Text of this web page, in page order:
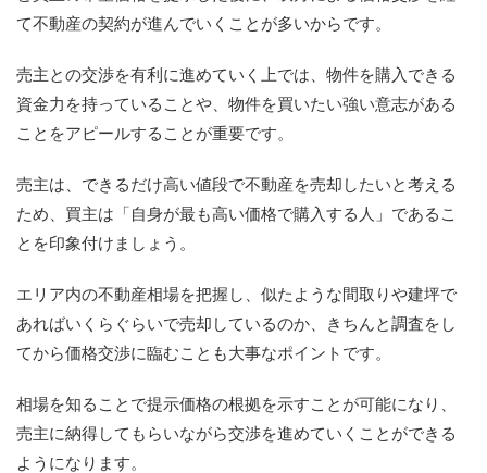
て不動産の契約が進んでいくことが多いからです。
売主との交渉を有利に進めていく上では、物件を購入できる
資金力を持っていることや、物件を買いたい強い意志がある
ことをアピールすることが重要です。
売主は、できるだけ高い値段で不動産を売却したいと考える
ため、買主は「自身が最も高い価格で購入する人」であるこ
とを印象付けましょう。
エリア内の不動産相場を把握し、似たような間取りや建坪で
あればいくらぐらいで売却しているのか、きちんと調査をし
てから価格交渉に臨むことも大事なポイントです。
相場を知ることで提示価格の根拠を示すことが可能になり、
売主に納得してもらいながら交渉を進めていくことができる
ようになります。